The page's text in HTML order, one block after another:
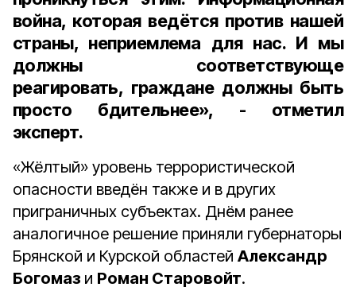
война, которая ведётся против нашей
страны, неприемлема для нас. И мы
должны соответствующе
реагировать, граждане должны быть
просто бдительнее», - отметил
эксперт.
«Жёлтый» уровень террористической
опасности введён также и в других
приграничных субъектах. Днём ранее
аналогичное решение приняли губернаторы
Брянской и Курской областей Александр
Богомаз и Роман Старовойт.